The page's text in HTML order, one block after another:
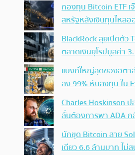
กองทุน Bitcoin ETF เ
สหรัฐหลังเงินทุนไหลอ
BlackRock ลุยเปิดตัว
ตลาดเงินยุโรปมูลค่า
แบงก์ใหญ่สุดของอิตา
ลง 99% หันลงทุน ใน
Charles Hoskinson
ลั่นต้องการพา ADA ก
นักขุด Bitcoin สาย
เดียว 6.6 ล้านบาท ไม่